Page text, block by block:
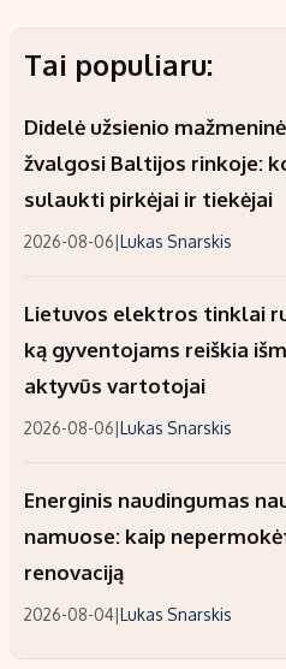
Tai populiaru:
Didelė užsienio
žvalgosi Baltijos rinkoje:
sulaukti pirkėjai ir tiekėjai
2026-08-06|Lukas Snarskis
Lietuvos elektros tinklai
ką gyventojams reiškia
aktyvūs vartotojai
2026-08-06|Lukas Snarskis
Energinis naudingumas
namuose: kaip
renovaciją
2026-08-04|Lukas Snarskis